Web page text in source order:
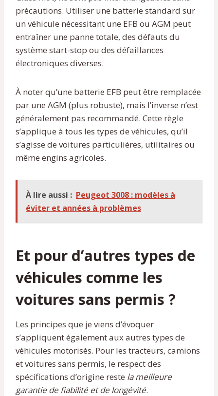
précautions. Utiliser une batterie standard sur
un véhicule nécessitant une EFB ou AGM peut
entraîner une panne totale, des défauts du
système start-stop ou des défaillances
électroniques diverses.
À noter qu’une batterie EFB peut être remplacée
par une AGM (plus robuste), mais l’inverse n’est
généralement pas recommandé. Cette règle
s’applique à tous les types de véhicules, qu’il
s’agisse de voitures particulières, utilitaires ou
même engins agricoles.
À lire aussi : Peugeot 3008 : modèles à
éviter et années à problèmes
Et pour d’autres types de
véhicules comme les
voitures sans permis ?
Les principes que je viens d’évoquer
s’appliquent également aux autres types de
véhicules motorisés. Pour les tracteurs, camions
et voitures sans permis, le respect des
spécifications d’origine reste la meilleure
garantie de fiabilité et de longévité.